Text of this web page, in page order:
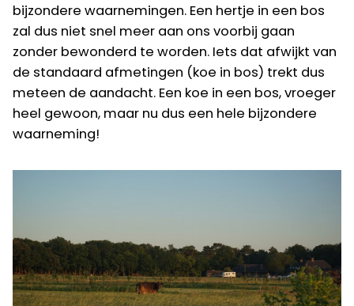
bijzondere waarnemingen. Een hertje in een bos
zal dus niet snel meer aan ons voorbij gaan
zonder bewonderd te worden. Iets dat afwijkt van
de standaard afmetingen (koe in bos) trekt dus
meteen de aandacht. Een koe in een bos, vroeger
heel gewoon, maar nu dus een hele bijzondere
waarneming!